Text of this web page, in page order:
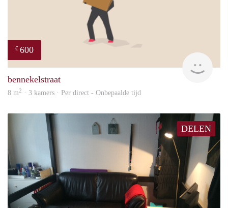
€ 600
bennekelstraat
8 m2 · 3 kamers · Per direct - Onbepaalde tijd
DELEN